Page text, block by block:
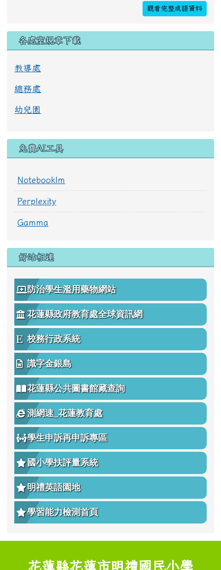
觀看完整成語資料
各處室規章下載
教導處
總務處
幼兒園
免費AI工具
Notebooklm
Perplexity
Gamma
好站相連
防治學生濫用藥物網站
花蓮縣政府教育處全球資訊網
校務行政系統
識字金銀島
花蓮縣公共圖書館藏查詢
測網速_花蓮教育處
學生申訴再申訴專區
國小學扶評量系統
明禮英語園地
學習能力檢測首頁
頁尾區域內容
花蓮縣花蓮市明禮國民小學